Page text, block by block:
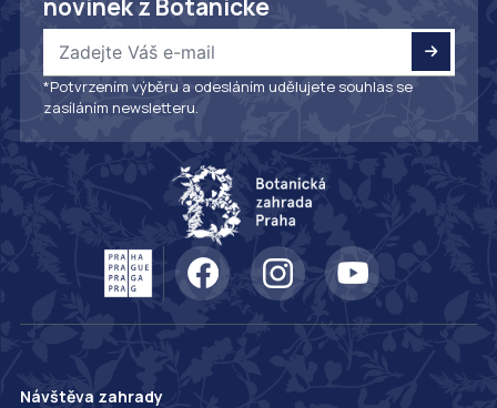
*Potvrzením výběru a odesláním udělujete souhlas se
zasíláním newsletteru.
Návštěva zahrady